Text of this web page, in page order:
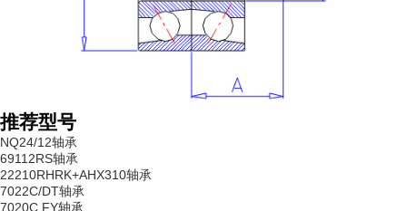
推荐型号
NQ24/12轴承
69112RS轴承
22210RHRK+AHX310轴承
7022C/DT轴承
7020C FY轴承